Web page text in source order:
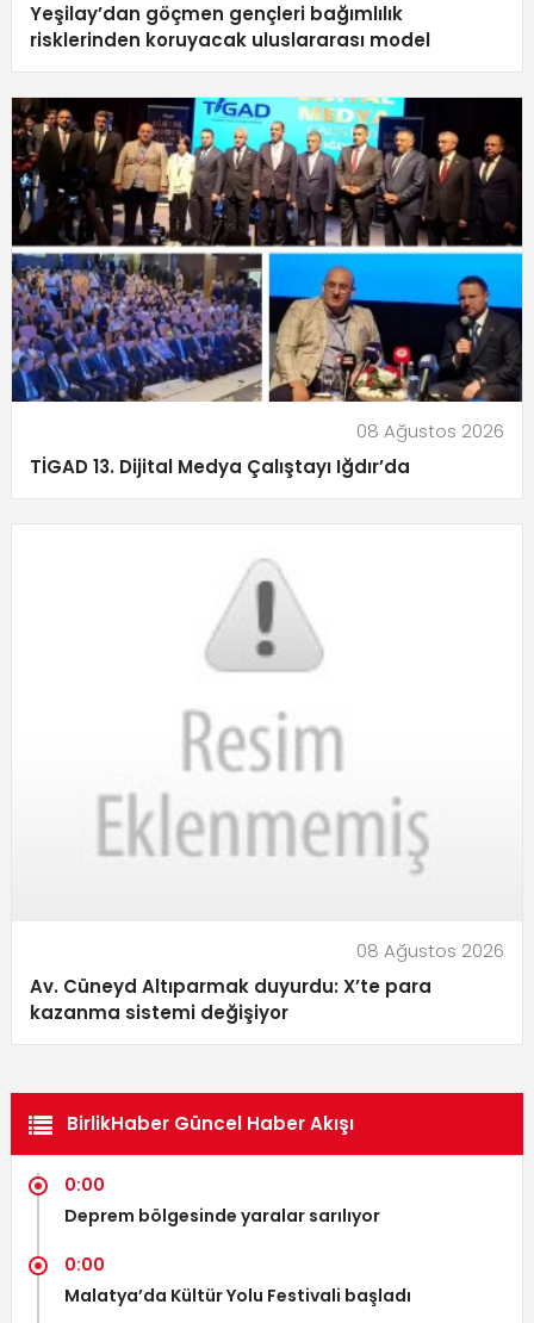
Yeşilay’dan göçmen gençleri bağımlılık
risklerinden koruyacak uluslararası model
08 Ağustos 2026
TİGAD 13. Dijital Medya Çalıştayı Iğdır’da
08 Ağustos 2026
Av. Cüneyd Altıparmak duyurdu: X’te para
kazanma sistemi değişiyor
BirlikHaber Güncel Haber Akışı
0:00
Deprem bölgesinde yaralar sarılıyor
0:00
Malatya’da Kültür Yolu Festivali başladı